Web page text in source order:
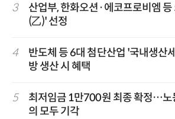
3
산업부, 한화오션·에코프로비엠
(乙)' 선정
4
반도체 등 6대 첨단산업 '국내생산
방 생산 시 혜택
5
최저임금 1만700원 최종 확정…노
의 모두 기각